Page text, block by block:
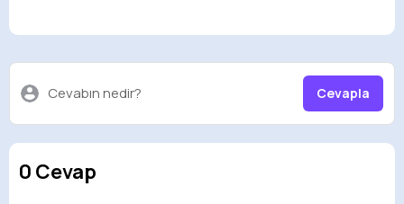
Cevabın nedir? Cevapla
0 Cevap